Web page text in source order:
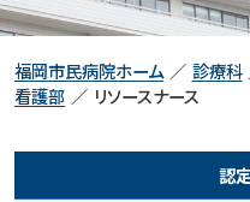
福岡市民病院ホーム 診療科
看護部
リソースナース
認